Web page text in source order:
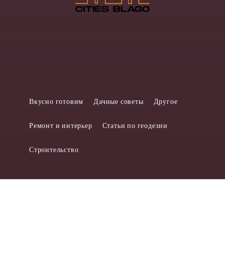
Вкусно готовим Дачные советы Другое
Ремонт и интерьер Статьи по геодезии
Строительство